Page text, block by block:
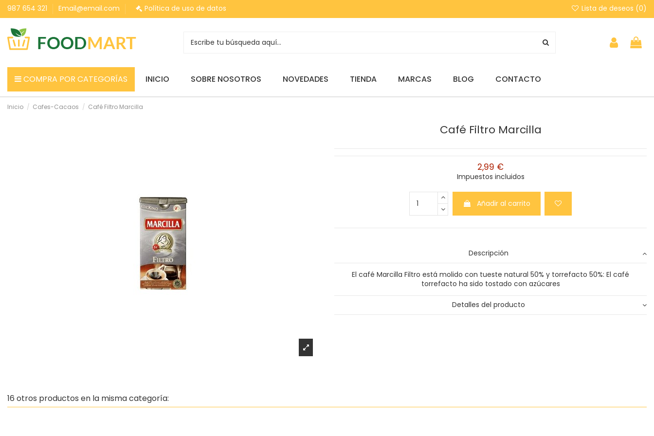
987 654 321 Email@email.com Política de uso de datos Lista de deseos (0)
COMPRA POR CATEGORÍAS INICIO SOBRE NOSOTROS NOVEDADES TIENDA MARCAS BLOG CONTACTO
Inicio Cafes-Cacaos Café Filtro Marcilla
Café Filtro Marcilla
2,99 €
Impuestos incluidos
Añadir al carrito
Descripción
El café Marcilla Filtro está molido con tueste natural 50% y torrefacto 50%: El café
torrefacto ha sido tostado con azúcares
Detalles del producto
16 otros productos en la misma categoría: